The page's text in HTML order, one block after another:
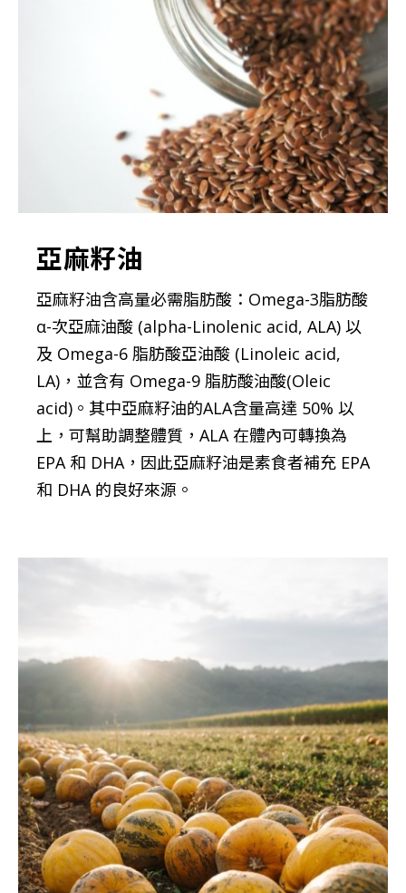
亞麻籽油
亞麻籽油含高量必需脂肪酸：Omega-3脂肪酸
α-次亞麻油酸 (alpha-Linolenic acid, ALA) 以
及 Omega-6 脂肪酸亞油酸 (Linoleic acid,
LA)，並含有 Omega-9 脂肪酸油酸(Oleic
acid)。其中亞麻籽油的ALA含量高達 50% 以
上，可幫助調整體質，ALA 在體內可轉換為
EPA 和 DHA，因此亞麻籽油是素食者補充 EPA
和 DHA 的良好來源。